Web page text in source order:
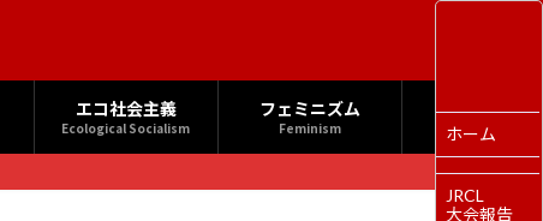
エコ社会主義
Ecological Socialism
フェミニズム
Feminism ホーム
JRCL
大会報告